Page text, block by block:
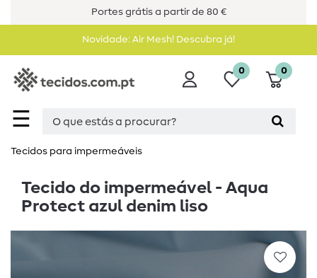
Portes grátis a partir de 80 €
Novidade: Air Mesh! Descubra já!
☰
0 0
Tecidos para impermeáveis
Tecido do impermeável - Aqua
Protect azul denim liso